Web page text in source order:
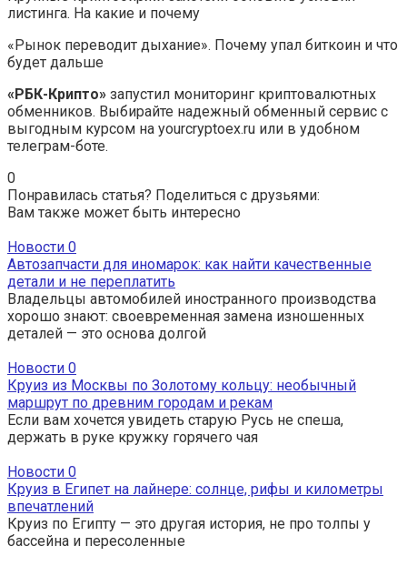
листинга. На какие и почему
«Рынок переводит дыхание». Почему упал биткоин и что
будет дальше
«РБК-Крипто» запустил мониторинг криптовалютных
обменников. Выбирайте надежный обменный сервис с
выгодным курсом на yourcryptoex.ru или в удобном
телеграм-боте.
0
Понравилась статья? Поделиться с друзьями:
Вам также может быть интересно
Новости 0
Автозапчасти для иномарок: как найти качественные
детали и не переплатить
Владельцы автомобилей иностранного производства
хорошо знают: своевременная замена изношенных
деталей — это основа долгой
Новости 0
Круиз из Москвы по Золотому кольцу: необычный
маршрут по древним городам и рекам
Если вам хочется увидеть старую Русь не спеша,
держать в руке кружку горячего чая
Новости 0
Круиз в Египет на лайнере: солнце, рифы и километры
впечатлений
Круиз по Египту — это другая история, не про толпы у
бассейна и пересоленные